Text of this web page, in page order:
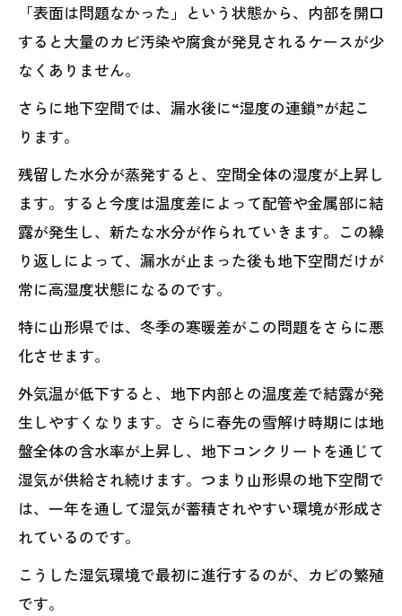
「表面は問題なかった」という状態から、内部を開口
すると大量のカビ汚染や腐食が発見されるケースが少
なくありません。
さらに地下空間では、漏水後に“湿度の連鎖”が起こ
ります。
残留した水分が蒸発すると、空間全体の湿度が上昇し
ます。すると今度は温度差によって配管や金属部に結
露が発生し、新たな水分が作られていきます。この繰
り返しによって、漏水が止まった後も地下空間だけが
常に高湿度状態になるのです。
特に山形県では、冬季の寒暖差がこの問題をさらに悪
化させます。
外気温が低下すると、地下内部との温度差で結露が発
生しやすくなります。さらに春先の雪解け時期には地
盤全体の含水率が上昇し、地下コンクリートを通じて
湿気が供給され続けます。つまり山形県の地下空間で
は、一年を通して湿気が蓄積されやすい環境が形成さ
れているのです。
こうした湿気環境で最初に進行するのが、カビの繁殖
です。